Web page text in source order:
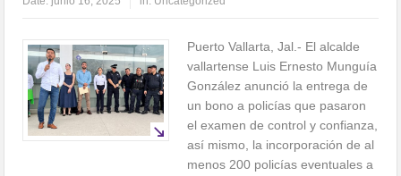
Puerto Vallarta, Jal.- El alcalde
vallartense Luis Ernesto Munguía
González anunció la entrega de
un bono a policías que pasaron
el examen de control y confianza,
así mismo, la incorporación de al
menos 200 policías eventuales a